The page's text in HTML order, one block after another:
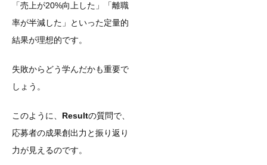
「売上が20%向上した」「離職
率が半減した」といった定量的
結果が理想的です。
失敗からどう学んだかも重要で
しょう。
このように、 Resultの質問で、
応募者の成果創出力と振り返り
力が見えるのです。